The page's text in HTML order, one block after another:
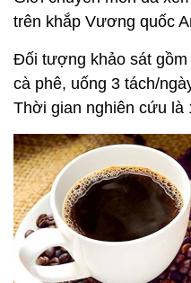
trên khắp Vương quốc
Đối tượng khảo sát
cà phê, uống 3 tách/
Thời gian nghiên cứu là